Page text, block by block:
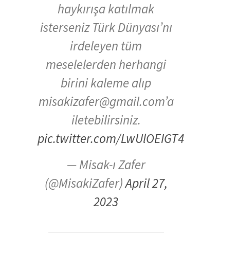
haykırışa katılmak
isterseniz Türk Dünyası’nı
irdeleyen tüm
meselelerden herhangi
birini kaleme alıp
misakizafer@gmail.com’a
iletebilirsiniz.
pic.twitter.com/LwUlOEIGT4
— Misak-ı Zafer
(@MisakiZafer)April 27,
2023